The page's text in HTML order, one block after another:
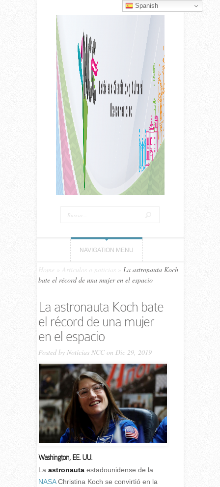
NAVIGATION MENU
Home Artículos o noticias
La astronauta Koch
bate el récord de una mujer en el espacio
La astronauta Koch bate
el récord de una mujer
en el espacio
Posted by Noticias NCCon Dic 29, 2019
Washington, EE. UU.
La astronautaestadounidense de la
NASAChristina Koch se convirtió en la
Spanish